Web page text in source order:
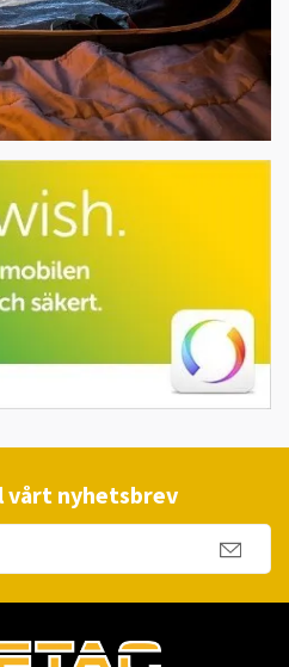
vårt nyhetsbrev